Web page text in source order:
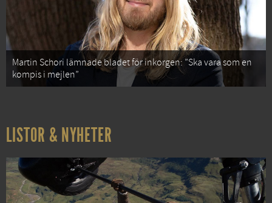
Martin Schori lämnade bladet för inkorgen: ”Ska vara som en
kompis i mejlen”
LISTOR & NYHETER